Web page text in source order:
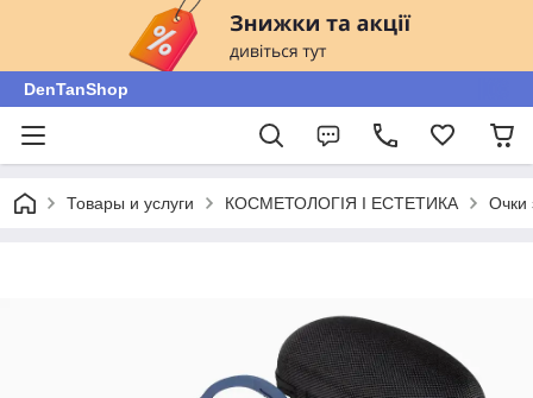
DenTanShop
Товары и услуги КОСМЕТОЛОГІЯ І ЕСТЕТИКА Очки